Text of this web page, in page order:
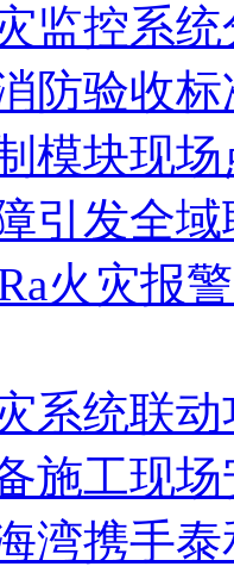
监控系
防验收标
模块现
引发全
火灾报
系统联
施工现
湾携手